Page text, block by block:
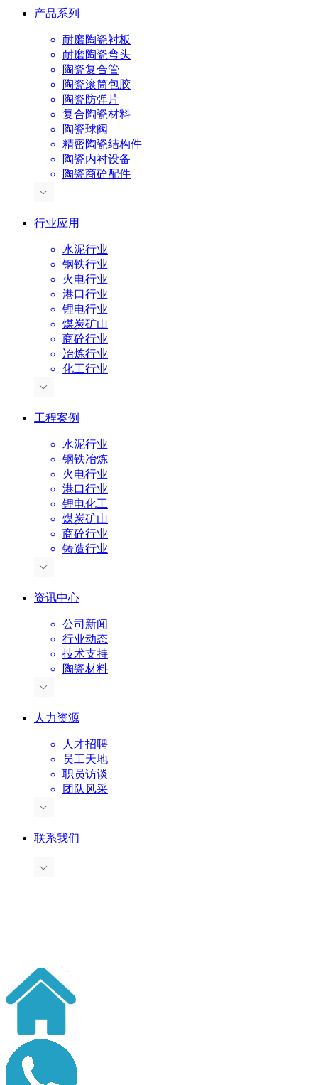
产品系列
耐磨陶瓷衬板
耐磨陶瓷弯头
陶瓷复合管
陶瓷滚筒包胶
陶瓷防弹片
复合陶瓷材料
陶瓷球阀
精密陶瓷结构件
陶瓷内衬设备
陶瓷商砼配件
行业应用
水泥行业
钢铁行业
火电行业
港口行业
锂电行业
煤炭矿山
商砼行业
冶炼行业
化工行业
工程案例
水泥行业
钢铁冶炼
火电行业
港口行业
锂电化工
煤炭矿山
商砼行业
铸造行业
资讯中心
公司新闻
行业动态
技术支持
陶瓷材料
人力资源
人才招聘
员工天地
职员访谈
团队风采
联系我们